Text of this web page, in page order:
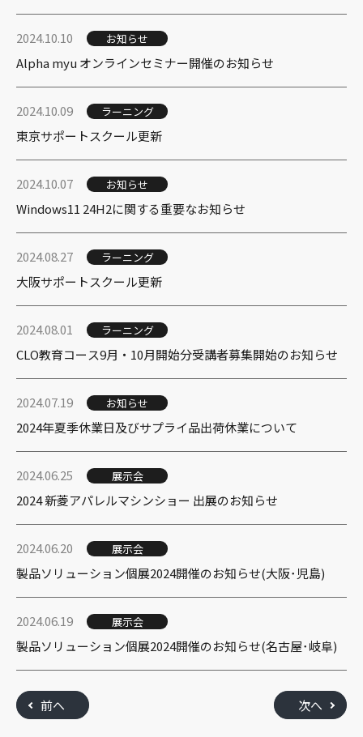
2024.10.10 お知らせ
Alpha myu オンラインセミナー開催のお知らせ
2024.10.09 ラーニング
東京サポートスクール更新
2024.10.07 お知らせ
Windows11 24H2に関する重要なお知らせ
2024.08.27 ラーニング
大阪サポートスクール更新
2024.08.01 ラーニング
CLO教育コース9月・10月開始分受講者募集開始のお知らせ
2024.07.19 お知らせ
2024年夏季休業日及びサプライ品出荷休業について
2024.06.25 展示会
2024 新菱アパレルマシンショー 出展のお知らせ
2024.06.20 展示会
製品ソリューション個展2024開催のお知らせ(大阪･児島)
2024.06.19 展示会
製品ソリューション個展2024開催のお知らせ(名古屋･岐阜)
前へ 次へ